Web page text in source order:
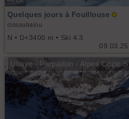
09.03.25
Quelques jours à Fouillouse
cissoubalou
N • D+3400 m • Ski 4.3
Ubaye - Parpaillon - Alpes Cozie S